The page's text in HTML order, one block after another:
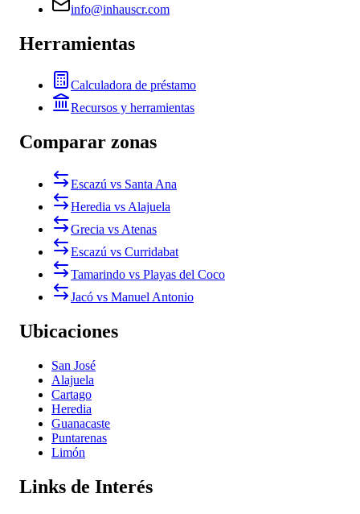
info@inhauscr.com
Herramientas
Calculadora de préstamo
Recursos y herramientas
Comparar zonas
Escazú vs Santa Ana
Heredia vs Alajuela
Grecia vs Atenas
Escazú vs Curridabat
Tamarindo vs Playas del Coco
Jacó vs Manuel Antonio
Ubicaciones
San José
Alajuela
Cartago
Heredia
Guanacaste
Puntarenas
Limón
Links de Interés